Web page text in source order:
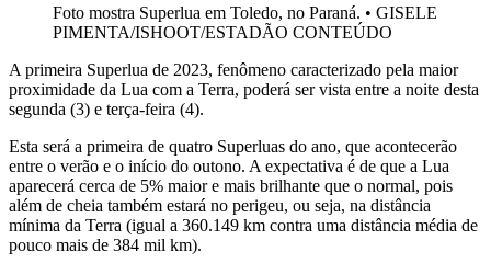
Foto mostra Superlua em Toledo, no Paraná. • GISELE
PIMENTA/ISHOOT/ESTADÃO CONTEÚDO
A primeira Superlua de 2023, fenômeno caracterizado pela maior
proximidade da Lua com a Terra, poderá ser vista entre a noite desta
segunda (3) e terça-feira (4).
Esta será a primeira de quatro Superluas do ano, que acontecerão
entre o verão e o início do outono. A expectativa é de que a Lua
aparecerá cerca de 5% maior e mais brilhante que o normal, pois
além de cheia também estará no perigeu, ou seja, na distância
mínima da Terra (igual a 360.149 km contra uma distância média de
pouco mais de 384 mil km).